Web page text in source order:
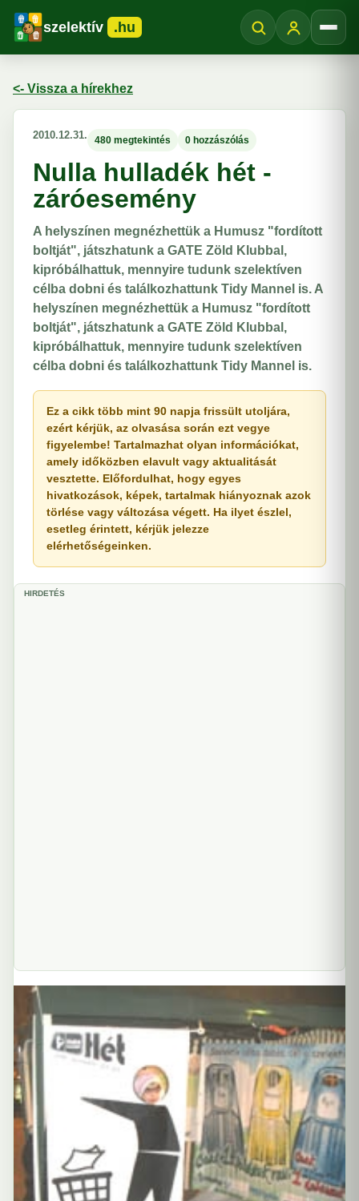
szelektív .hu
<- Vissza a hírekhez
2010.12.31. 480 megtekintés 0 hozzászólás
Nulla hulladék hét -
záróesemény
A helyszínen megnézhettük a Humusz "fordított
boltját", játszhatunk a GATE Zöld Klubbal,
kipróbálhattuk, mennyire tudunk szelektíven
célba dobni és találkozhattunk Tidy Mannel is. A
helyszínen megnézhettük a Humusz "fordított
boltját", játszhatunk a GATE Zöld Klubbal,
kipróbálhattuk, mennyire tudunk szelektíven
célba dobni és találkozhattunk Tidy Mannel is.
Ez a cikk több mint 90 napja frissült utoljára,
ezért kérjük, az olvasása során ezt vegye
figyelembe! Tartalmazhat olyan információkat,
amely időközben elavult vagy aktualitását
vesztette. Előfordulhat, hogy egyes
hivatkozások, képek, tartalmak hiányoznak azok
törlése vagy változása végett. Ha ilyet észlel,
esetleg érintett, kérjük jelezze
elérhetőségeinken.
HIRDETÉS